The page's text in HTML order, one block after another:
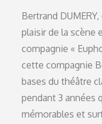
Bertrand
plaisir de la scène
compagnie «
cette compagnie
bases du théâtre
pendant 3 années
mémorables et